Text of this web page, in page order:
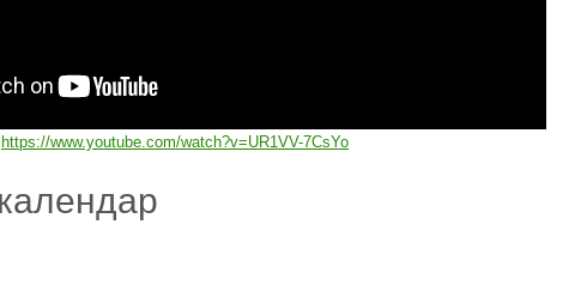
https://www.youtube.com/watch?v=UR1VV-7CsYo